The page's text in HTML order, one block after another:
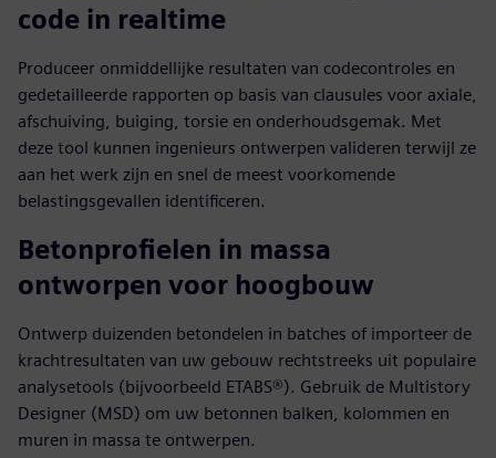
code in realtime
Produceer onmiddellijke resultaten van codecontroles en
gedetailleerde rapporten op basis van clausules voor axiale,
afschuiving, buiging, torsie en onderhoudsgemak. Met
deze tool kunnen ingenieurs ontwerpen valideren terwijl ze
aan het werk zijn en snel de meest voorkomende
belastingsgevallen identificeren.
Betonprofielen in massa
ontworpen voor hoogbouw
Ontwerp duizenden betondelen in batches of importeer de
krachtresultaten van uw gebouw rechtstreeks uit populaire
analysetools (bijvoorbeeld ETABS®). Gebruik de Multistory
Designer (MSD) om uw betonnen balken, kolommen en
muren in massa te ontwerpen.